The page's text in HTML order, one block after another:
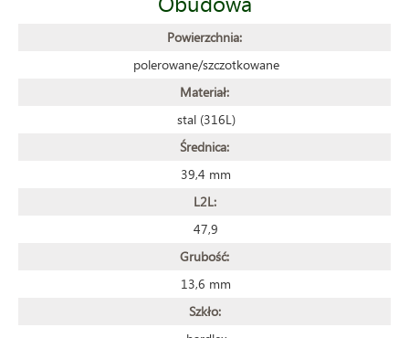
Powierzchnia:
polerowane/szczotkowane
Materiał:
stal (316L)
Średnica:
39,4 mm
L2L:
47,9
Grubość:
13,6 mm
Szkło: